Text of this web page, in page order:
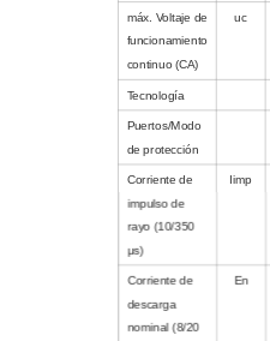
máx. Voltaje de
funcionamiento
continuo (CA)
uc
Tecnología
Puertos/Modo
de protección
Corriente de
impulso de
rayo (10/350
μs)
Iimp
Corriente de
descarga
nominal (8/20
En